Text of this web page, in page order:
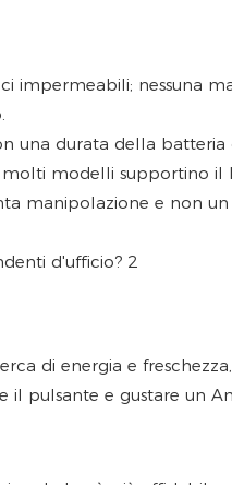
impermeabili; nessuna
una durata della batteria
molti modelli supportino
manipolazione e non
di energia e
il pulsante e gustare un